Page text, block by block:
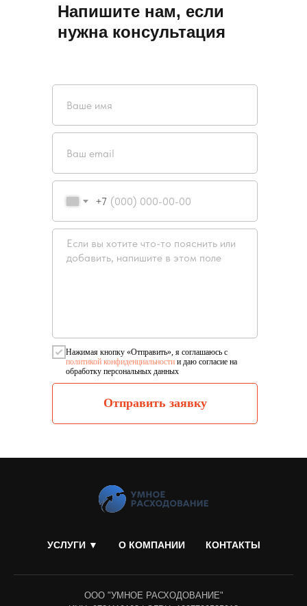
Напишите нам, если
нужна консультация
+7
Нажимая кнопку «Отправить», я соглашаюсь c
политикой конфиденциальности и даю согласие на
обработку персональных данных
Отправить заявку
УСЛУГИ ▼ О КОМПАНИИ КОНТАКТЫ
ООО "УМНОЕ РАСХОДОВАНИЕ"